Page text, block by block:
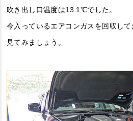
吹き出し口温度は13.1℃でした。
今入っているエアコンガスを回収し
見てみましょう。